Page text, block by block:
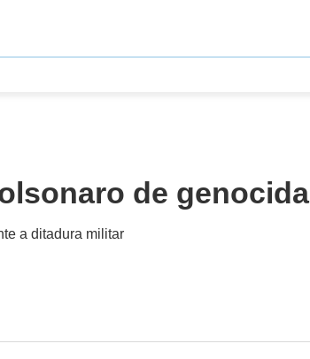
de genocida
a ditadura militar